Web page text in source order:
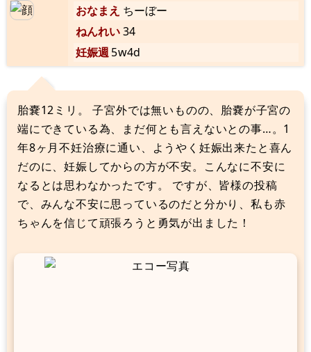
おなまえ ちーぼー
ねんれい34
妊娠週5w4d
胎嚢12ミリ。 子宮外では無いものの、胎嚢が子宮の
端にできている為、まだ何とも言えないとの事…。1
年8ヶ月不妊治療に通い、ようやく妊娠出来たと喜ん
だのに、妊娠してからの方が不安。こんなに不安に
なるとは思わなかったです。 ですが、皆様の投稿
で、みんな不安に思っているのだと分かり、私も赤
ちゃんを信じて頑張ろうと勇気が出ました！